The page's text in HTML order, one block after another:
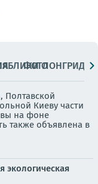
ФОТОЛОНГРИДЫ
Полтавской
Киеву части
на фоне
также объявлена в
экологическая